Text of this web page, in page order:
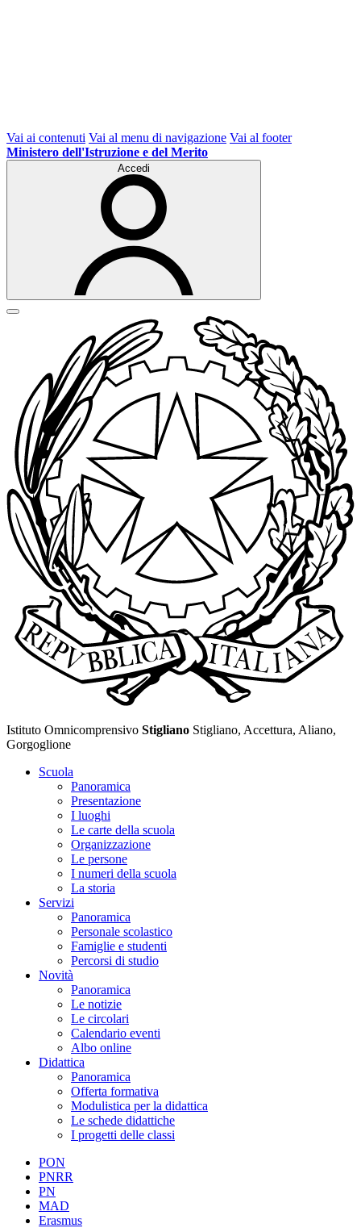
Vai ai contenuti Vai al menu di navigazione Vai al footer
Ministero dell'Istruzione e del Merito
Accedi
Istituto Omnicomprensivo Stigliano Stigliano, Accettura, Aliano,
Gorgoglione
Scuola
Panoramica
Presentazione
I luoghi
Le carte della scuola
Organizzazione
Le persone
I numeri della scuola
La storia
Servizi
Panoramica
Personale scolastico
Famiglie e studenti
Percorsi di studio
Novità
Panoramica
Le notizie
Le circolari
Calendario eventi
Albo online
Didattica
Panoramica
Offerta formativa
Modulistica per la didattica
Le schede didattiche
I progetti delle classi
PON
PNRR
PN
MAD
Erasmus